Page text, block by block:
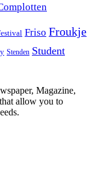
Friso Froukje
Stenden Student
Magazine,
allow you to